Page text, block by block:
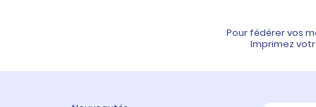
Pour fédérer vos
Imprimez